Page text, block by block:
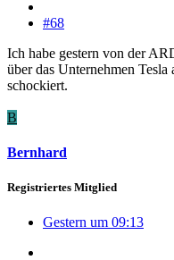
#68
Ich habe gestern von der
über das Unternehmen Tesla
schockiert.
B
Bernhard
Registriertes Mitglied
Gestern um 09:13